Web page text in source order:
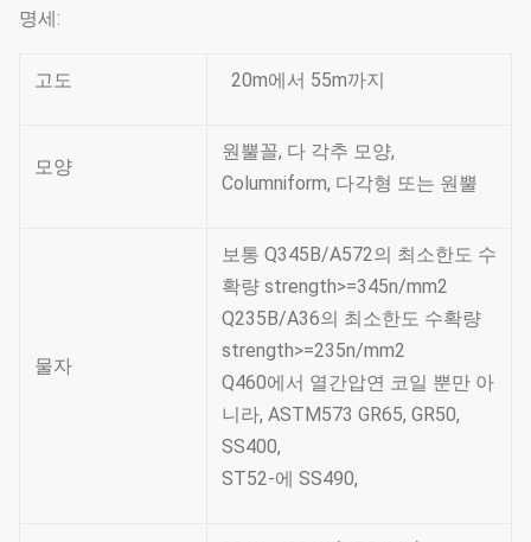
명세:
고도 20m에서 55m까지
모양
원뿔꼴, 다 각추 모양,
Columniform, 다각형 또는 원뿔
물자
보통 Q345B/A572의 최소한도 수
확량 strength>=345n/mm2
Q235B/A36의 최소한도 수확량
strength>=235n/mm2
Q460에서 열간압연 코일 뿐만 아
니라, ASTM573 GR65, GR50,
SS400,
ST52-에 SS490,